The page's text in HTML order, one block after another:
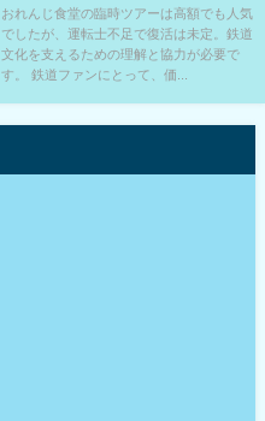
に売れた臨時ツアー⁉
おれんじ食堂の臨時ツアーは高額でも人気
でしたが、運転士不足で復活は未定。鉄道
文化を支えるための理解と協力が必要で
す。 鉄道ファンにとって、価...